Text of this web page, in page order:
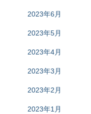
2023年6月
2023年5月
2023年4月
2023年3月
2023年2月
2023年1月